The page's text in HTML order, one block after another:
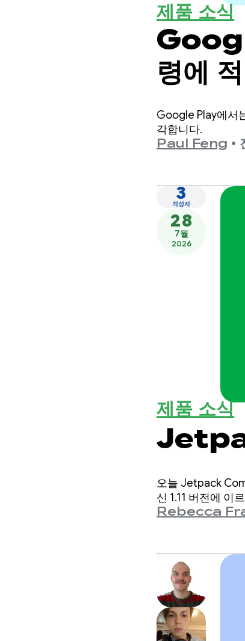
제품 소식
령에
Google Play에서
각합니다.
Paul Feng •
3
작성자
28
7월
2026
제품 소식
오늘 Jetpack
신 1.11 버전에 이
Rebecca